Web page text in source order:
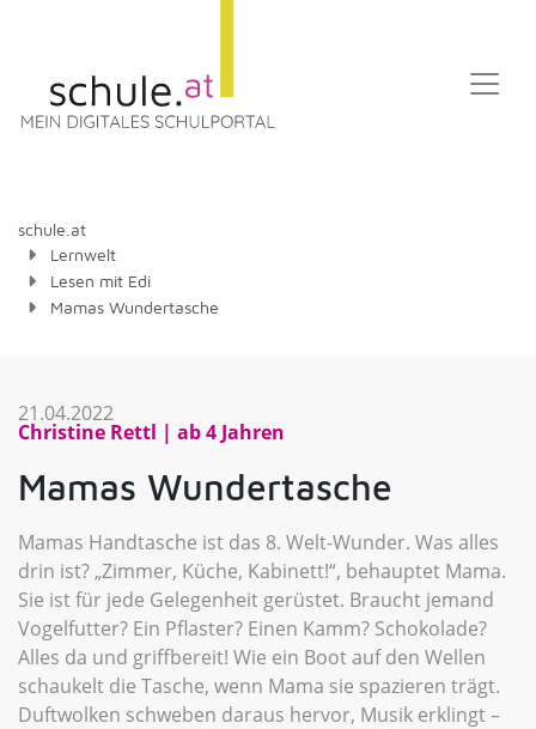
schule.at
Lernwelt
Lesen mit Edi
Mamas Wundertasche
21.04.2022
Christine Rettl ab 4 Jahren
Mamas Wundertasche
Mamas Handtasche ist das 8. Welt-Wunder. Was alles
drin ist? „Zimmer, Küche, Kabinett!“, behauptet Mama.
Sie ist für jede Gelegenheit gerüstet. Braucht jemand
Vogelfutter? Ein Pflaster? Einen Kamm? Schokolade?
Alles da und griffbereit! Wie ein Boot auf den Wellen
schaukelt die Tasche, wenn Mama sie spazieren trägt.
Duftwolken schweben daraus hervor, Musik erklingt –